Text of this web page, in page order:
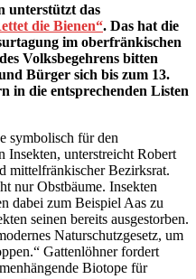
unterstützt das
die Bienen“. Das hat die
im oberfränkischen
Volksbegehrens bitten
Bürger sich bis zum 13.
in die entsprechenden Listen
symbolisch für den
Insekten, unterstreicht Robert
mittelfränkischer Bezirksrat.
nur Obstbäume. Insekten
dabei zum Beispiel Aas zu
seinen bereits ausgestorben.
Naturschutzgesetz, um
Gattenlöhner fordert
Biotope für